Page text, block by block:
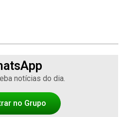
notícias do dia.
no Grupo